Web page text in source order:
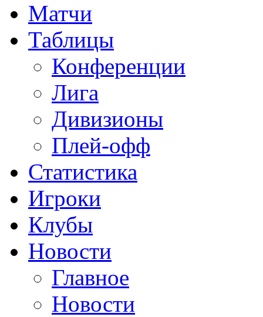
Матчи
Таблицы
Конференции
Лига
Дивизионы
Плей-офф
Статистика
Игроки
Клубы
Новости
Главное
Новости